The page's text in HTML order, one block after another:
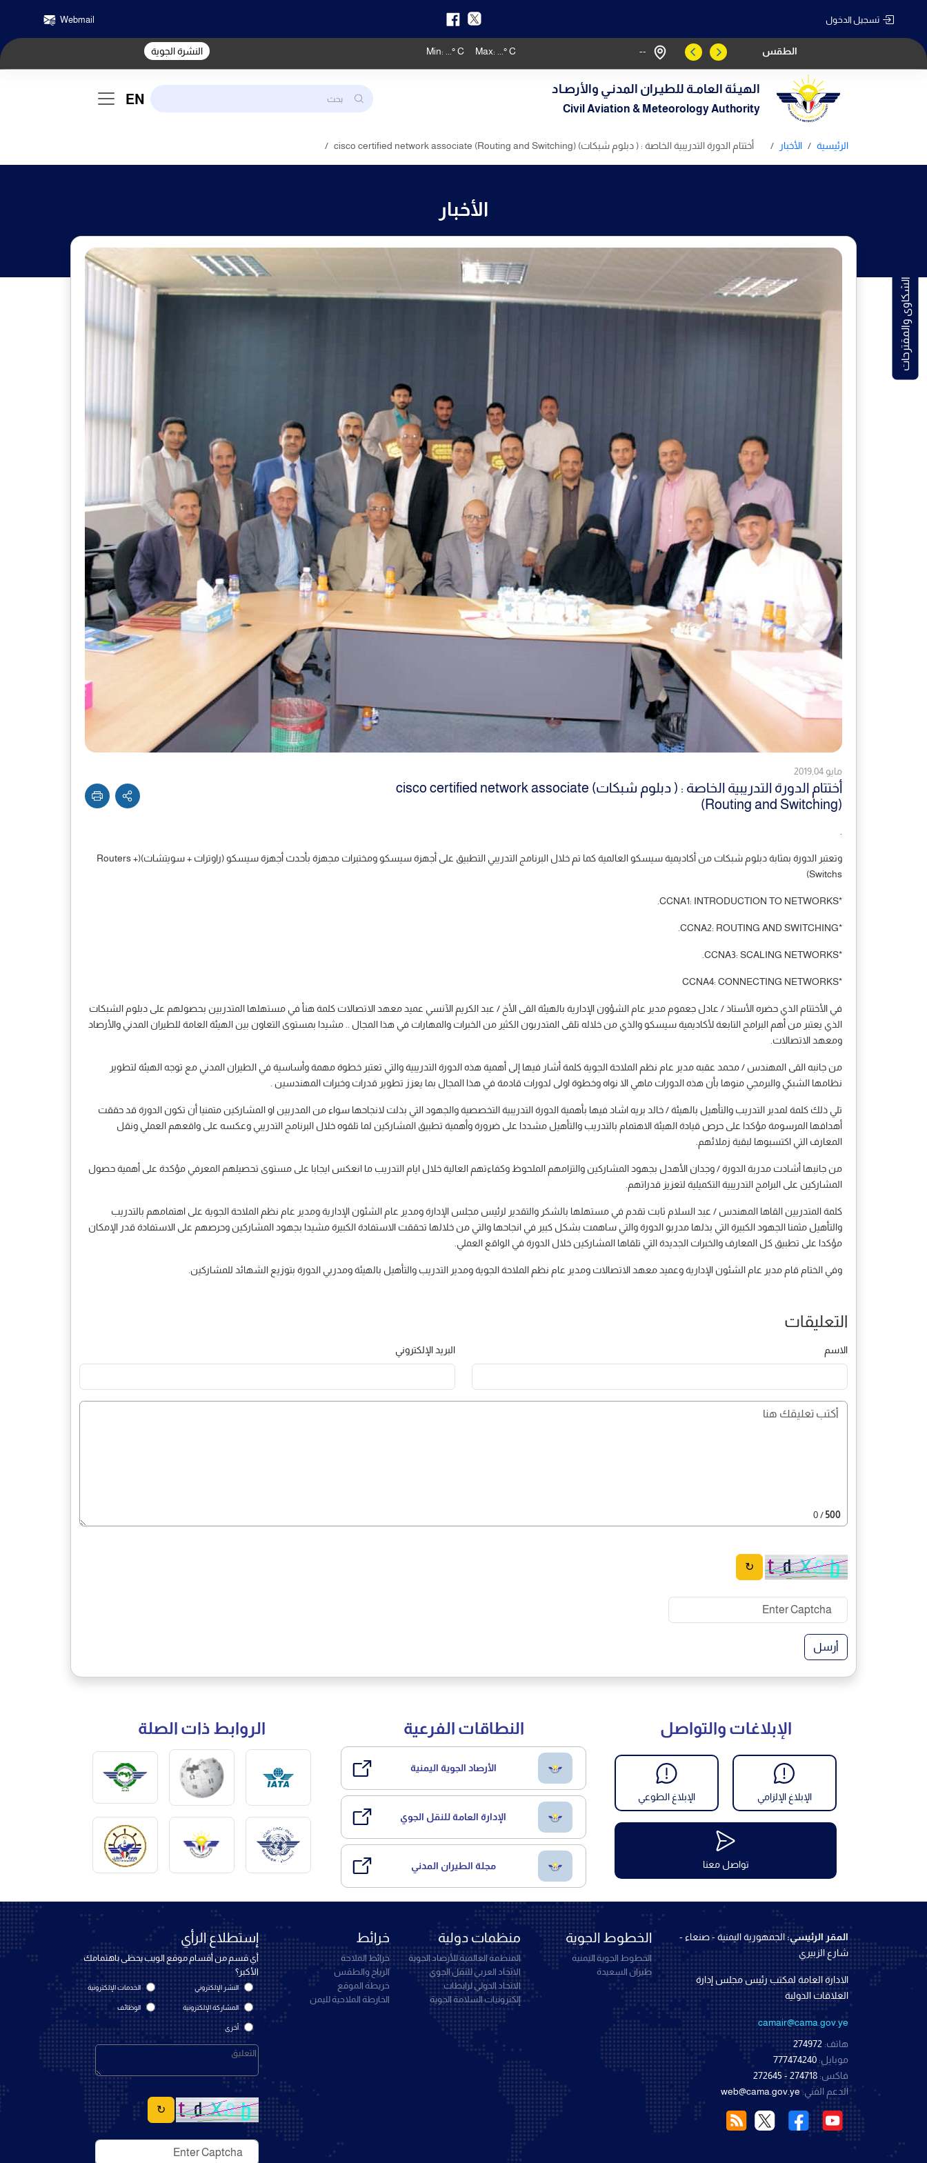
تسجيل الدخول Webmail
الطقس --
Max: ° C
Min: ° C النشرة الجوية
الهيـئة العامـة للطيـران المدنـي والأرصـاد
Civil Aviation & Meteorology Authority
EN
الشكاوى والمقترحات
الرئيسية الأخبار أختتام الدورة التدريبية الخاصة : ( دبلوم شبكات) cisco certified network associate (Routing and Switching)
الأخبار
مايو 2019,04
أختتام الدورة التدريبية الخاصة : ( دبلوم شبكات) cisco certified network associate
(Routing and Switching)
وتعتبر الدورة بمثابة دبلوم شبكات من أكاديمية سيسكو العالمية كما تم خلال البرنامج التدريبي التطبيق على أجهزة سيسكو ومختبرات مجهزة بأحدث أجهزة سيسكو (راوترات + سويتشات)(Routers +
Switchs)
*CCNA1: INTRODUCTION TO NETWORKS.
*CCNA2: ROUTING AND SWITCHING.
*CCNA3: SCALING NETWORKS.
*CCNA4: CONNECTING NETWORKS
في الأختتام الذي حضره الأستاذ / عادل جعموم مدير عام الشؤون الإدارية بالهيئة القى الأخ / عبد الكريم الآنسي عميد معهد الاتصالات كلمة هنأ في مستهلها المتدربين بحصولهم على دبلوم الشبكات
الذي يعتبر من أهم البرامج التابعة لأكاديمية سيسكو والذي من خلاله تلقى المتدربون الكثير من الخبرات والمهارات في هذا المجال .. مشيدا بمستوى التعاون بين الهيئة العامة للطيران المدني والأرصاد
ومعهد الاتصالات.
من جانبه القى المهندس / محمد عقبه مدير عام نظم الملاحة الجوية كلمة أشار فيها إلى أهمية هذه الدورة التدريبية والتي تعتبر خطوة مهمة وأساسية في الطيران المدني مع توجه الهيئة لتطوير
نظامها الشبكي والبرمجي منوها بأن هذه الدورات ماهي الا نواه وخطوة اولى لدورات قادمة في هذا المجال بما يعزز تطوير قدرات وخبرات المهندسين .
تلي ذلك كلمة لمدير التدريب والتأهيل بالهيئة / خالد بريه اشاد فيها بأهمية الدورة التدريبية التخصصية والجهود التي بذلت لانجاحها سواء من المدربين او المشاركين متمنيا أن تكون الدورة قد حققت
أهدافها المرسومة مؤكدا على حرص قيادة الهيئة الاهتمام بالتدريب والتأهيل مشددا على ضرورة وأهمية تطبيق المشاركين لما تلقوه خلال البرنامج التدريبي وعكسه على واقعهم العملي ونقل
المعارف التي اكتسبوها لبقية زملائهم.
من جانبها أشادت مدربة الدورة / وجدان الأهدل بجهود المشاركين والتزامهم الملحوظ وكفاءتهم العالية خلال ايام التدريب ما انعكس ايجابا على مستوى تحصيلهم المعرفي مؤكدة على أهمية حصول
المشاركين على البرامج التدريبية التكميلية لتعزيز قدراتهم.
كلمة المتدربين القاها المهندس / عبد السلام ثابت تقدم في مستهلها بالشكر والتقدير لرئيس مجلس الإدارة ومدير عام الشئون الإدارية ومدير عام نظم الملاحة الجوية على اهتمامهم بالتدريب
والتأهيل مثمنا الجهود الكبيرة التي بذلها مدربو الدورة والتي ساهمت بشكل كبير في انجاحها والتي من خلالها تحققت الاستفادة الكبيرة مشيدا بجهود المشاركين وحرصهم على الاستفادة قدر الإمكان
مؤكدا على تطبيق كل المعارف والخبرات الجديدة التي تلقاها المشاركين خلال الدورة في الواقع العملي.
وفي الختام قام مدير عام الشئون الإدارية وعميد معهد الاتصالات ومدير عام نظم الملاحة الجوية ومدير التدريب والتأهيل بالهيئة ومدربي الدورة بتوزيع الشهائد للمشاركين.
التعليقات
الاسم البريد الإلكتروني
500
/ 0
↻
أرسل
الإبلاغات والتواصل
الإبلاغ الإلزامي الإبلاغ الطوعي
تواصل معنا
النطاقات الفرعية
الأرصاد الجوية اليمنية
الإدارة العامة للنقل الجوي
مجلة الطيران المدني
الروابط ذات الصلة
المقر الرئيسي:الجمهورية اليمنية - صنعاء -
شارع الزبيري
الادارة العامة لمكتب رئيس مجلس إدارة
العلاقات الدولية
camair@cama.gov.ye
هاتف: 274972
موبايل: 777474240
فاكس: 274718 - 272645
الدعم الفني:web@cama.gov.ye
الخطوط الجوية
الخطوط الجوية اليمنية
طيران السعيدة
منظمات دولية
المنظمة العالمية للأرصاد الجوية
الاتحاد العربي للنقل الجوي
الاتحاد الدولي لرابطات
إلكترونيات السلامة الجوية
خرائط
خرائط الملاحة
الرياح والطقس
خريطة الموقع
الخارطة الملاحية لليمن
إستطلاع الرأي
أي قسم من أقسام موقع الويب يحظى باهتمامك
الأكبر؟
النشر الإلكتروني الخدمات الإلكترونية
المشاركة الإلكترونية الوظائف
أخرى
↻